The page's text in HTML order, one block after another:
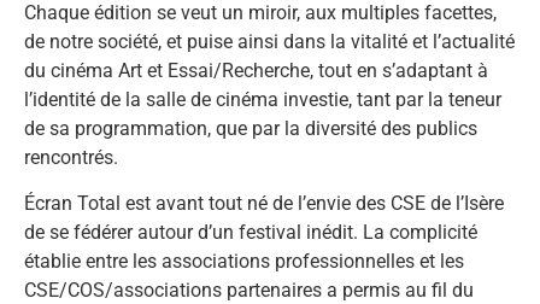
Chaque édition se veut un miroir, aux multiples facettes,
de notre société, et puise ainsi dans la vitalité et l’actualité
du cinéma Art et Essai/Recherche, tout en s’adaptant à
l’identité de la salle de cinéma investie, tant par la teneur
de sa programmation, que par la diversité des publics
rencontrés.
Écran Total est avant tout né de l’envie des CSE de l’Isère
de se fédérer autour d’un festival inédit. La complicité
établie entre les associations professionnelles et les
CSE/COS/associations partenaires a permis au fil du